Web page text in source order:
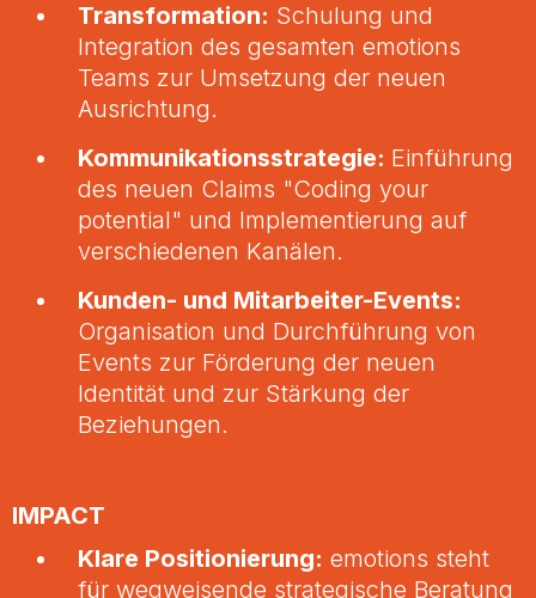
Transformation: Schulung und
Integration des gesamten emotions
Teams zur Umsetzung der neuen
Ausrichtung.
Kommunikationsstrategie: Einführung
des neuen Claims "Coding your
potential" und Implementierung auf
verschiedenen Kanälen.
Kunden- und Mitarbeiter-Events:
Organisation und Durchführung von
Events zur Förderung der neuen
Identität und zur Stärkung der
Beziehungen.
IMPACT
Klare Positionierung: emotions steht
für wegweisende strategische Beratung